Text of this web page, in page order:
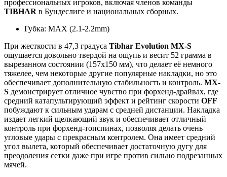
профессиональных игроков, включая членов команды
TIBHAR в Бундеслиге и национальных сборных.
Губка: MAX (2.1-2.2mm)
При жесткости в 47,3 градуса Tibhar Evolution MX-S
ощущается довольно твердой на ощупь и весит 52 грамма в
вырезанном состоянии (157x150 мм), что делает её немного
тяжелее, чем некоторые другие популярные накладки, но это
обеспечивает дополнительную стабильность и контроль. MX-
S демонстрирует отличное чувство при форхенд-драйвах, где
средний катапультирующий эффект и рейтинг скорости OFF
побуждают к сильным ударам с средней дистанции. Накладка
издает легкий щелкающий звук и обеспечивает отличный
контроль при форхенд-топспинах, позволяя делать очень
угловые удары с прекрасным контролем. Она имеет средний
угол вылета, который обеспечивает достаточную дугу для
преодоления сетки даже при игре против сильно подрезанных
мячей.